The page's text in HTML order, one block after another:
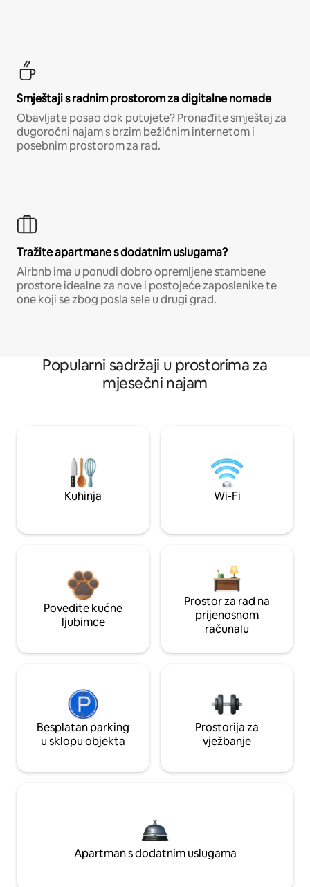
Smještaji s radnim prostorom za digitalne nomade
Obavljate posao dok putujete? Pronađite smještaj za
dugoročni najam s brzim bežičnim internetom i
posebnim prostorom za rad.
Tražite apartmane s dodatnim uslugama?
Airbnb ima u ponudi dobro opremljene stambene
prostore idealne za nove i postojeće zaposlenike te
one koji se zbog posla sele u drugi grad.
Popularni sadržaji u prostorima za
mjesečni najam
Kuhinja Wi-Fi
Povedite kućne
ljubimce
Prostor za rad na
prijenosnom
računalu
Besplatan parking
u sklopu objekta
Prostorija za
vježbanje
Apartman s dodatnim uslugama